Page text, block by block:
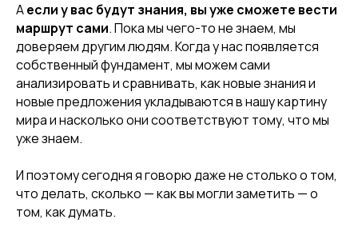
Аесли у вас будут знания, вы уже сможете вести
маршрут сами. Пока мы чего-то не знаем, мы
доверяем другим людям. Когда у нас появляется
собственный фундамент, мы можем сами
анализировать и сравнивать, как новые знания и
новые предложения укладываются в нашу картину
мира и насколько они соответствуют тому, что мы
уже знаем.
И поэтому сегодня я говорю даже не столько о том,
что делать, сколько — как вы могли заметить — о
том, как думать.